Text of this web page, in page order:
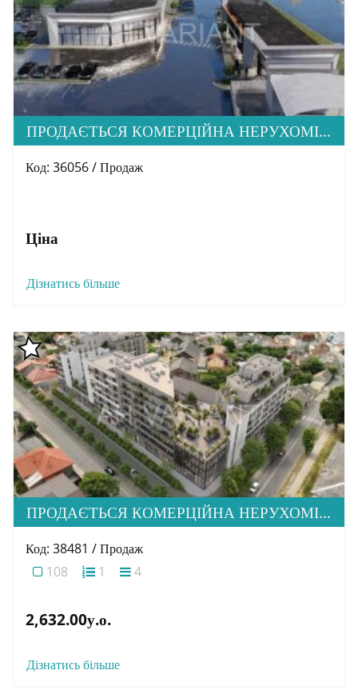
ПРОДАЄТЬСЯ КОМЕРЦІЙНА НЕРУХОМІСТЬ, С. КІНЧЕШ
Код: 36056 / Продаж
Ціна
Дізнатись більше
ПРОДАЄТЬСЯ КОМЕРЦІЙНА НЕРУХОМІСТЬ ВІД ЗАБУДОВНИКА, ЖК MONTREAL
Код: 38481 / Продаж
108
1 4
2,632.00у.о.
Дізнатись більше